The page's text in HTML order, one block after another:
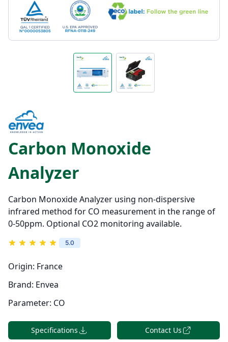
Carbon Monoxide
Analyzer
Carbon Monoxide Analyzer using non-dispersive
infrared method for CO measurement in the range of
0-50ppm. Optional CO2 monitoring available.
5.0
Origin: France
Brand: Envea
Parameter: CO
Specifications Contact Us